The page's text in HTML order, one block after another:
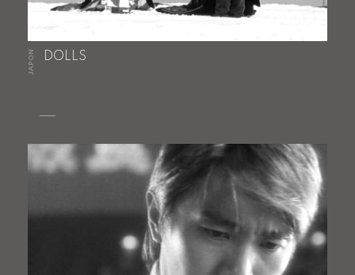
JAPON DOLLS